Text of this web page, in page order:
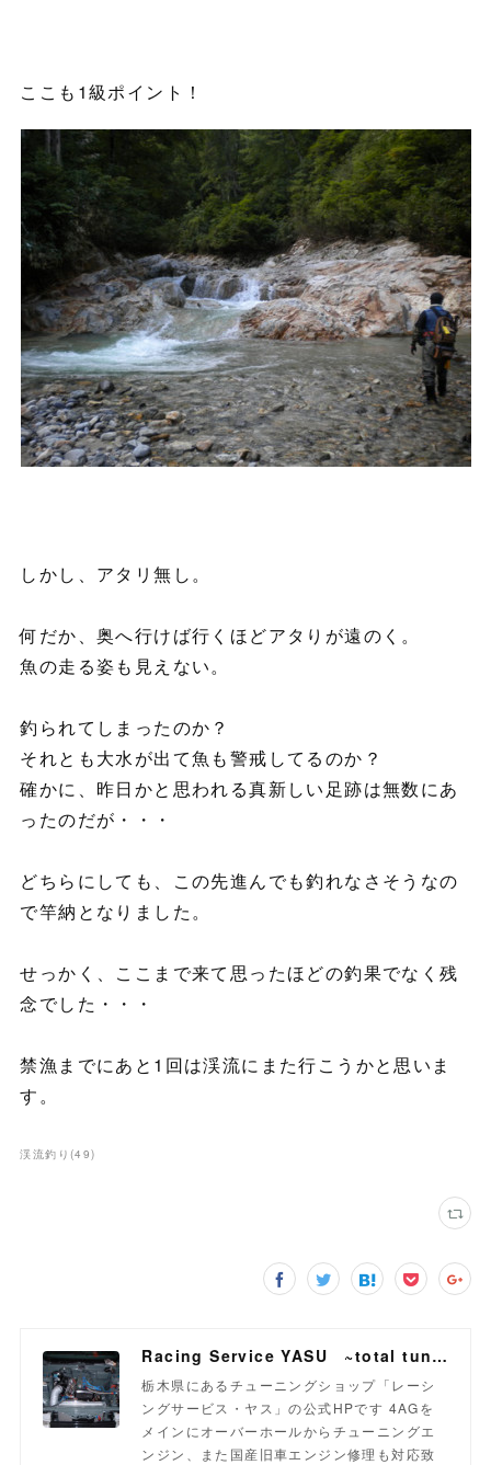
ここも1級ポイント！
しかし、アタリ無し。
何だか、奥へ行けば行くほどアタりが遠のく。
魚の走る姿も見えない。
釣られてしまったのか？
それとも大水が出て魚も警戒してるのか？
確かに、昨日かと思われる真新しい足跡は無数にあ
ったのだが・・・
どちらにしても、この先進んでも釣れなさそうなの
で竿納となりました。
せっかく、ここまで来て思ったほどの釣果でなく残
念でした・・・
禁漁までにあと1回は渓流にまた行こうかと思いま
す。
渓流釣り (49)
Racing Service YASU ~total tuning proshop~
栃木県にあるチューニングショップ「レーシ
ングサービス・ヤス」の公式HPです 4AGを
メインにオーバーホールからチューニングエ
ンジン、また国産旧車エンジン修理も対応致